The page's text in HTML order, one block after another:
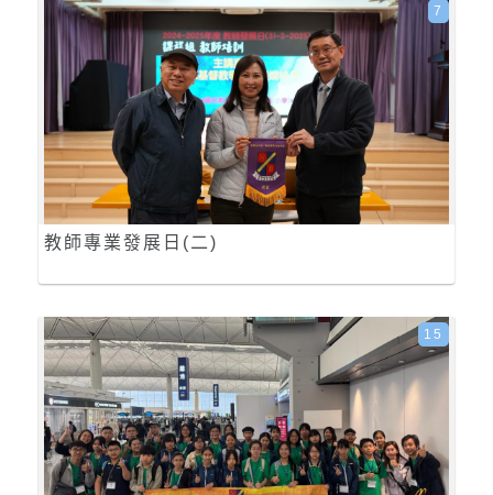
教師專業發展日(二)
7
15